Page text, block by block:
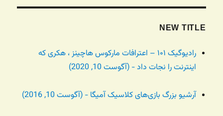
NEW TITLE
رادیوگیک ۱۰۱ – اعترافات مارکوس هاچینز ، هکری که
اینترنت را نجات داد - (آگوست 10, 2020)
آرشیو بزرگ بازی‌های کلاسیک آمیگا - (آگوست 10, 2016)